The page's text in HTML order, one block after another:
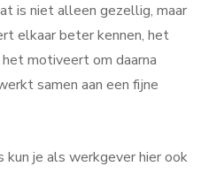
is niet alleen gezellig, maar
elkaar beter kennen, het
motiveert om daarna
samen aan een fijne
je als werkgever hier ook